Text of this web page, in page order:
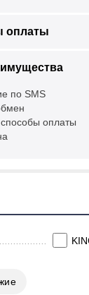
оплаты
по SMS
оплаты